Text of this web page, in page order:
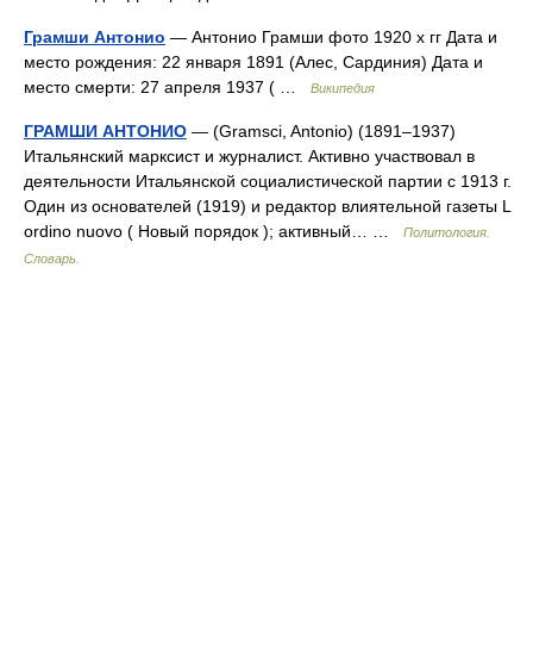
Грамши Антонио — Антонио Грамши фото 1920 х гг Дата и
место рождения: 22 января 1891 (Алес, Сардиния) Дата и
место смерти: 27 апреля 1937 ( …
Википедия
ГРАМШИ АНТОНИО — (Gramsci, Antonio) (1891–1937)
Итальянский марксист и журналист. Активно участвовал в
деятельности Итальянской социалистической партии с 1913 г.
Один из основателей (1919) и редактор влиятельной газеты L
ordino nuovo ( Новый порядок ); активный… …
Политология.
Словарь.